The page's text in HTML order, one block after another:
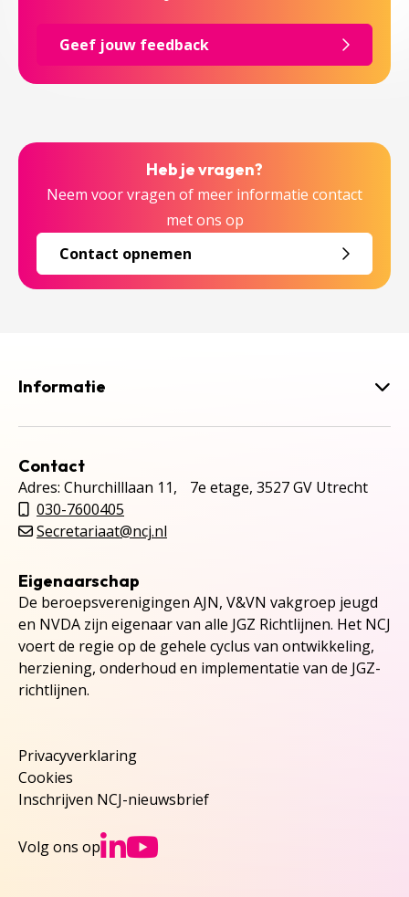
Geef jouw feedback
Heb je vragen?
Neem voor vragen of meer informatie contact
met ons op
Contact opnemen
Informatie
Contact
Adres: Churchilllaan 11, 7e etage, 3527 GV Utrecht
030-7600405
Secretariaat@ncj.nl
Eigenaarschap
De beroepsverenigingen AJN, V&VN vakgroep jeugd
en NVDA zijn eigenaar van alle JGZ Richtlijnen. Het NCJ
voert de regie op de gehele cyclus van ontwikkeling,
herziening, onderhoud en implementatie van de JGZ-
richtlijnen.
Privacyverklaring
Cookies
Inschrijven NCJ-nieuwsbrief
Volg ons op Ga naar NCJs